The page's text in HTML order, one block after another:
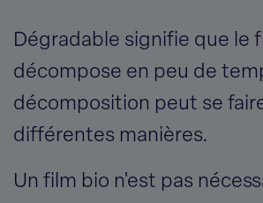
Dégradable signifie que le
décompose en peu de
décomposition peut se
différentes manières.
Un film bio n'est pas